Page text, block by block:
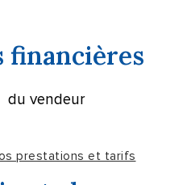
du vendeur
prestations et tarifs